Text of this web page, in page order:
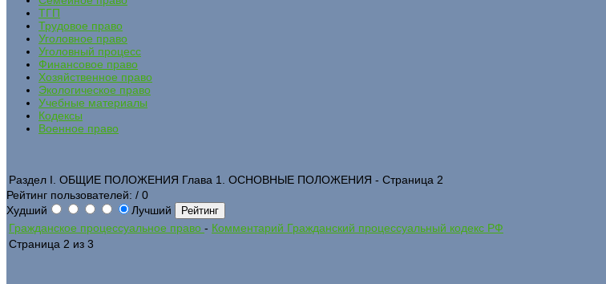
ТГП
Трудовое право
Уголовное право
Уголовный процесс
Финансовое право
Хозяйственное право
Экологическое право
Учебные материалы
Кодексы
Военное право
Раздел I. ОБЩИЕ ПОЛОЖЕНИЯ Глава 1. ОСНОВНЫЕ ПОЛОЖЕНИЯ - Страница 2
Рейтинг пользователей: / 0
Худший
Лучший
Гражданское процессуальное право - Комментарий Гражданский процессуальный кодекс РФ
Страница 2 из 3